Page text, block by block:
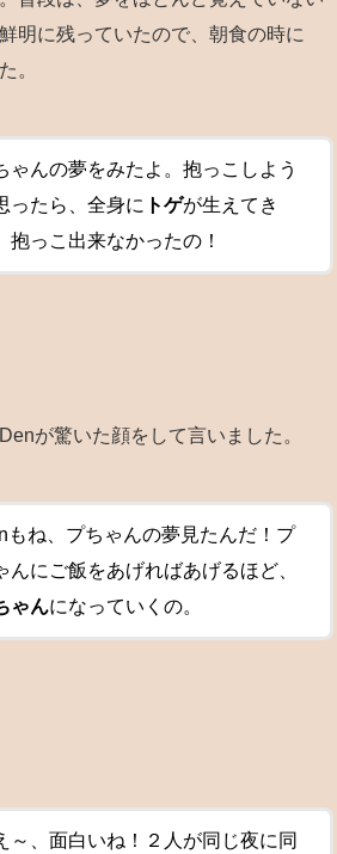
明に残っていたので、朝食の時に
。
ゃんの夢をみたよ。抱っこしよう
ったら、全身に トゲが生えてき
抱っこ出来なかったの！
が驚いた顔をして言いました。
もね、プちゃんの夢見たんだ！プ
んにご飯をあげればあげるほど、
ゃんになっていくの。
～、面白いね！２人が同じ夜に同